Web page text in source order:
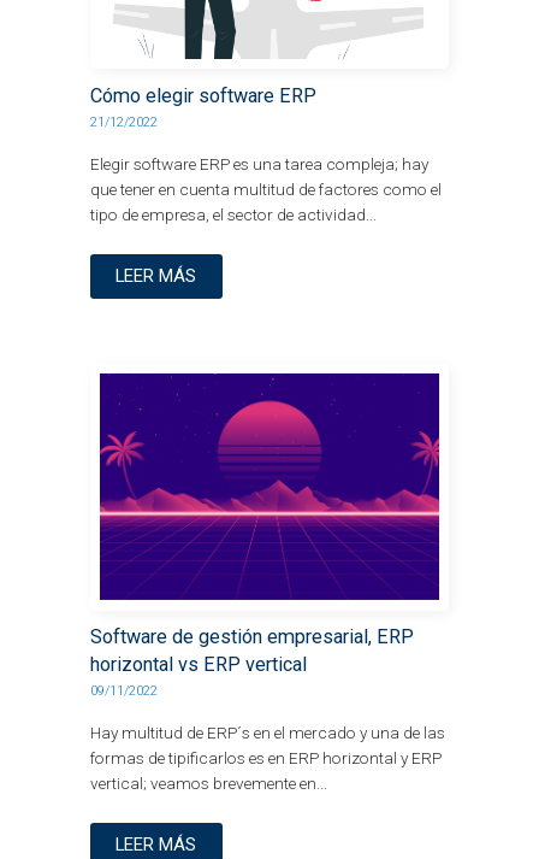
Cómo elegir software ERP
21/12/2022
Elegir software ERP es una tarea compleja; hay
que tener en cuenta multitud de factores como el
tipo de empresa, el sector de actividad...
LEER MÁS
Software de gestión empresarial, ERP
horizontal vs ERP vertical
09/11/2022
Hay multitud de ERP´s en el mercado y una de las
formas de tipificarlos es en ERP horizontal y ERP
vertical; veamos brevemente en...
LEER MÁS